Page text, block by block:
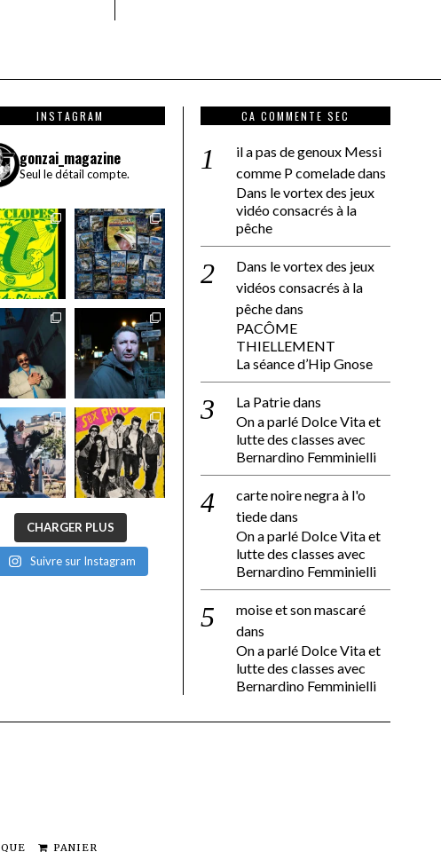
INSTAGRAM
gonzai_magazine
Seul le détail compte.
CHARGER PLUS
Suivre sur Instagram
CA COMMENTE SEC
il a pas de genoux Messi
comme P comeladedans
Dans le vortex des jeux
vidéo consacrés à la
pêche
Dans le vortex des jeux
vidéos consacrés à la
pêchedans
PACÔME
THIELLEMENT
La séance d’Hip Gnose
La Patriedans
On a parlé Dolce Vita et
lutte des classes avec
Bernardino Femminielli
carte noire negra à l'o
tiededans
On a parlé Dolce Vita et
lutte des classes avec
Bernardino Femminielli
moise et son mascaré
dans
On a parlé Dolce Vita et
lutte des classes avec
Bernardino Femminielli
PANIER